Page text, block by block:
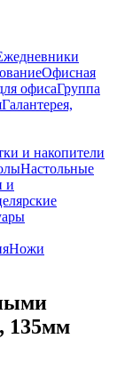
Офисная
офисаГруппа
Галантерея,
и накопители
Настольные
и
Ножи
135мм